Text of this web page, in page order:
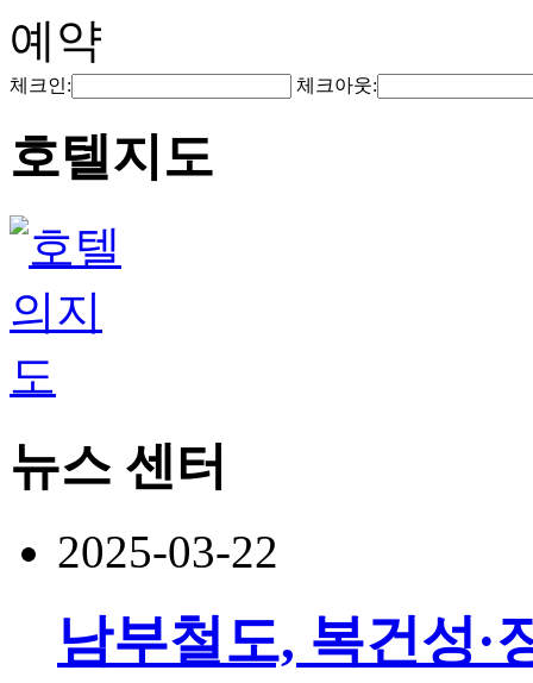
예약
체크인: 체크아웃:
호텔지도
뉴스 센터
2025-03-22
남부철도, 복건성·